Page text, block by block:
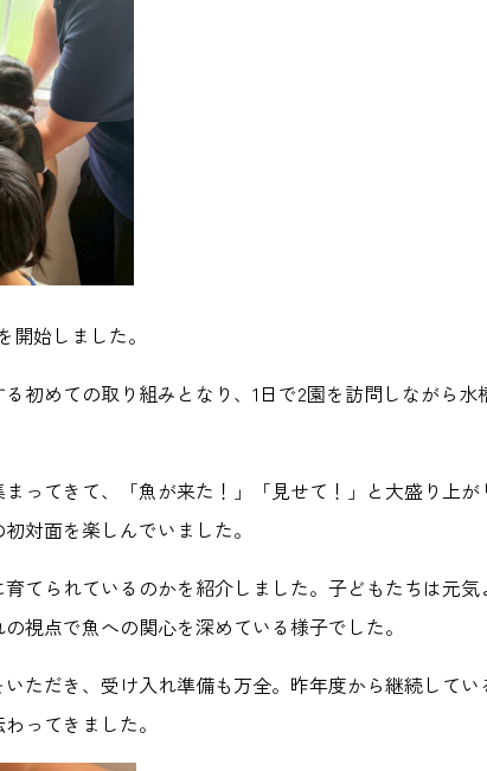
始しました。
初めての取り組みとなり、1日で2園を訪問しながら水
ってきて、「魚が来た！」「見せて！」と大盛り上
対面を楽しんでいました。
てられているのかを紹介しました。子どもたちは元
視点で魚への関心を深めている様子でした。
ただき、受け入れ準備も万全。昨年度から継続してい
ってきました。